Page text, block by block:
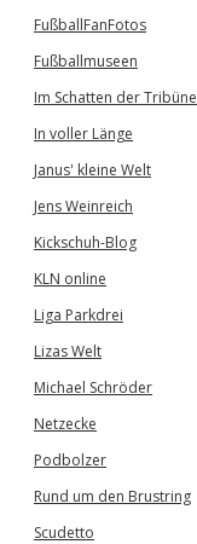
FußballFanFotos
Fußballmuseen
Im Schatten der Tribüne
In voller Länge
Janus' kleine Welt
Jens Weinreich
Kickschuh-Blog
KLN online
Liga Parkdrei
Lizas Welt
Michael Schröder
Netzecke
Podbolzer
Rund um den Brustring
Scudetto